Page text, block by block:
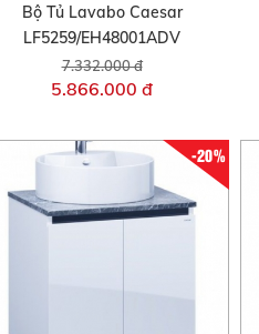
Bộ Tủ Lavabo Caesar
LF5259/EH48001ADV
7.332.000 đ
5.866.000 đ
-20%